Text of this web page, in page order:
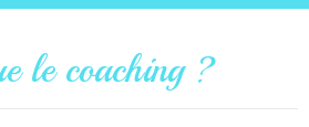
le coaching ?